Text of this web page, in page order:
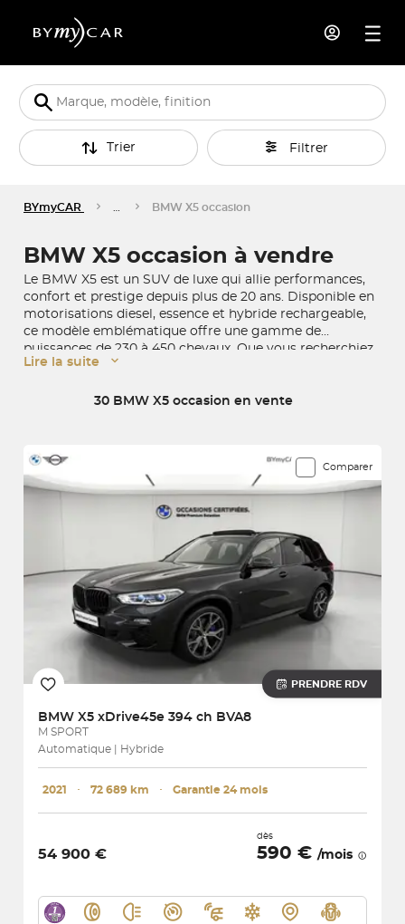
Trier Filtrer
BYmyCAR BMW X5 occasion
BMW X5 occasion à vendre
Le BMW X5 est un SUV de luxe qui allie performances,
confort et prestige depuis plus de 20 ans. Disponible en
motorisations diesel, essence et hybride rechargeable,
ce modèle emblématique offre une gamme de
puissances de 230 à 450 chevaux. Que vous recherchiez
une version xLine, M Sport ou une configuration 7
à vos attentes avec des véhicules garantis et révisés.
Lire la suite
30 BMW X5 occasion en vente
Comparer
PRENDRE RDV
BMW X5 xDrive45e 394 ch BVA8
M SPORT
Automatique | Hybride
2021 ･ 72 689 km ･ Garantie 24 mois
54 900 €
dès
590 € /mois